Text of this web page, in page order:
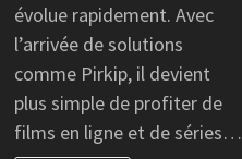
évolue rapidement. Avec
l’arrivée de solutions
comme Pirkip, il devient
plus simple de profiter de
films en ligne et de séries…